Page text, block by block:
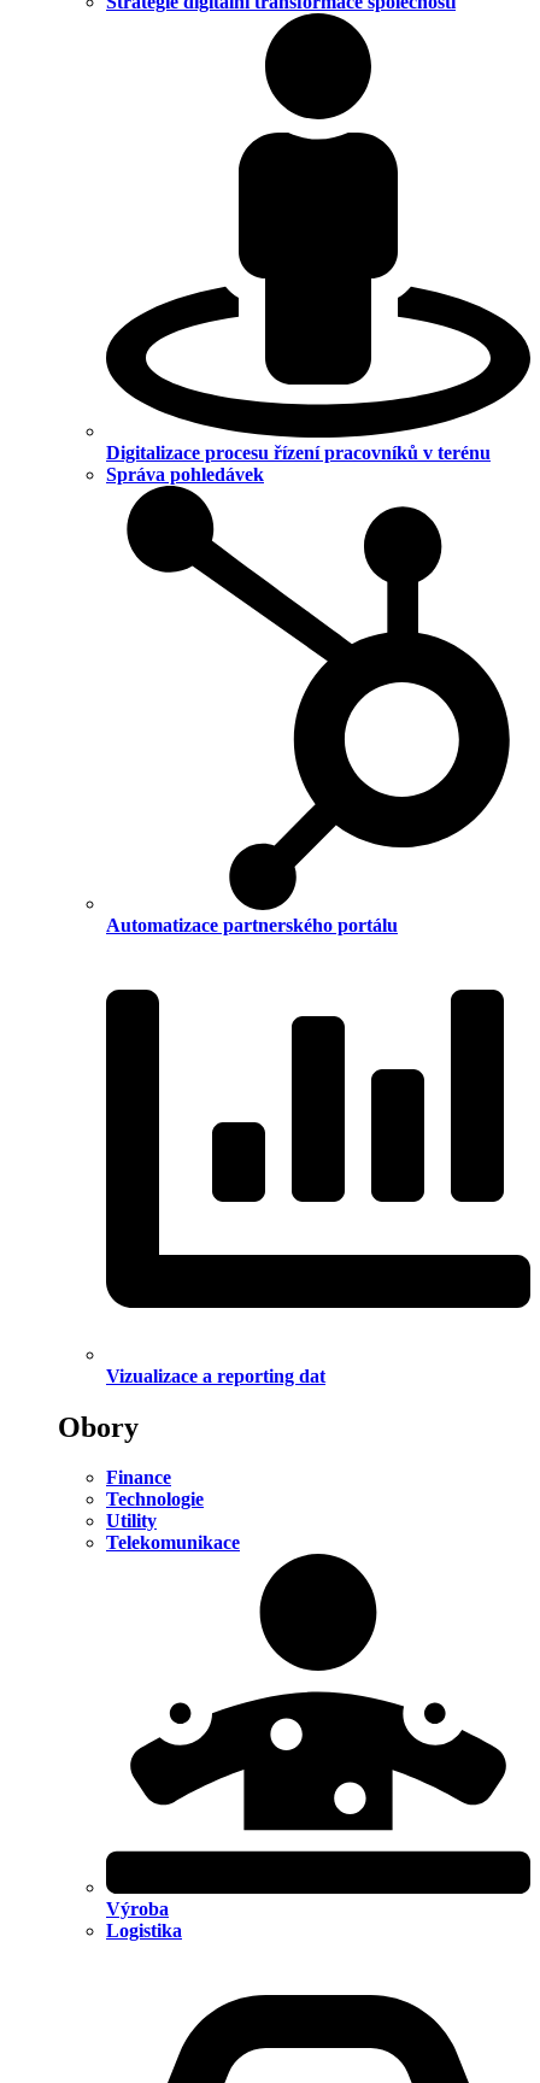
Digitalizace procesu řízení pracovníků v terénu
Správa pohledávek
Automatizace partnerského portálu
Vizualizace a reporting dat
Obory
Finance
Technologie
Utility
Telekomunikace
Výroba
Logistika